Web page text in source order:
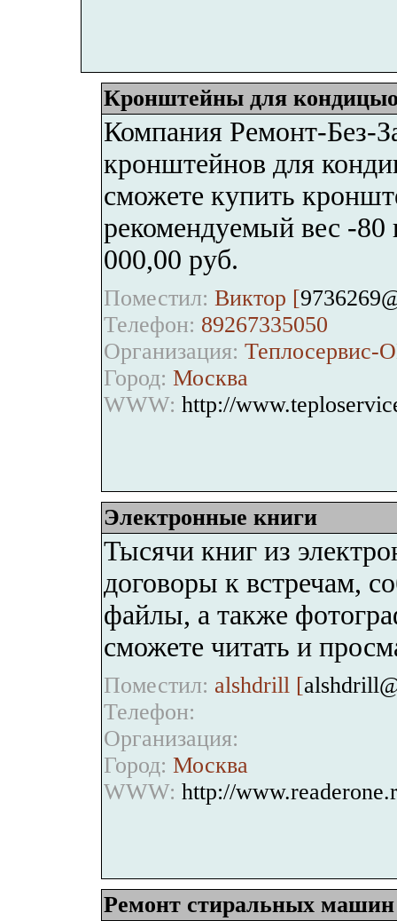
Кронштейны для
Компания Ремонт-Без-
кронштейнов для
сможете купить
рекомендуемый вес -80
000,00 руб.
Поместил: Виктор [
Телефон: 89267335050
Организация: Теплосервис-
Город: Москва
WWW: http://
Электронные книги
Тысячи книг из
договоры к встречам,
файлы, а также
сможете читать и
Поместил: alshdrill [
Телефон:
Организация:
Город: Москва
WWW: http://
Ремонт стиральных машин